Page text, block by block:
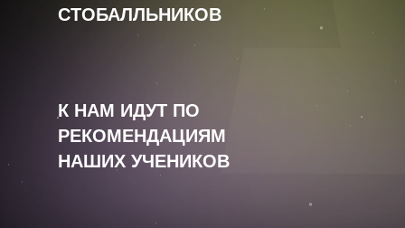
СТОБАЛЛЬНИКОВ
К НАМ ИДУТ ПО
РЕКОМЕНДАЦИЯМ
НАШИХ УЧЕНИКОВ